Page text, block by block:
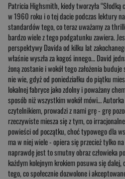
Patricia Highsmith, kiedy tworzyła
w 1960 roku i o tej dacie podczas lektury
standardów tego, co teraz uważamy za
bardzo wiele z tego podgatunku zawiera.
perspektywy Davida od kilku lat
właśnie wyszła za kogoś innego… David
żoną zostanie i wokół tego założenia
nie wie, gdyż od poniedziałku do piątku
lokalnej fabryce jako zdolny i poważany
sposób niż wszystkim wokół mówi…
czytelnikiem, prowadzi z nami grę - grę
rzeczywiste miesza się z tym, co
powieści od początku, choć typowego dla
ma w niej wiele - opiera się przecież tylko
naprawdę jest to smutny obraz człowieka
każdym kolejnym krokiem posuwa się
tego, co społecznie dozwolone i